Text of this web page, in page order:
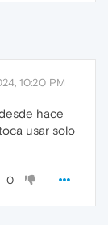
10:20 PM
hace
usar solo
0